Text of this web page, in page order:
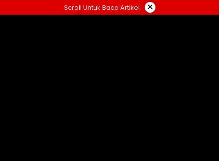
ke
Scroll Untuk Baca Artikel ×